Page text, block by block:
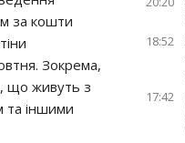
за кошти
Зокрема,
що живуть з
та іншими
18:52
17:42